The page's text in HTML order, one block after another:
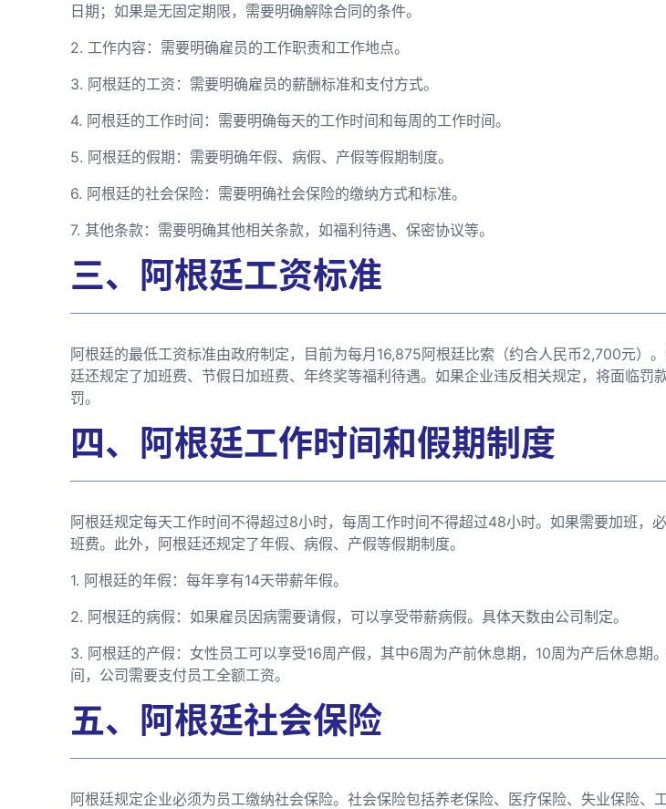
日期；如果是无固定期限，需要明确解除合同的条件。
2. 工作内容：需要明确雇员的工作职责和工作地点。
3. 阿根廷的工资：需要明确雇员的薪酬标准和支付方式。
4. 阿根廷的工作时间：需要明确每天的工作时间和每周的工作时间。
5. 阿根廷的假期：需要明确年假、病假、产假等假期制度。
6. 阿根廷的社会保险：需要明确社会保险的缴纳方式和标准。
7. 其他条款：需要明确其他相关条款，如福利待遇、保密协议等。
三、阿根廷工资标准
阿根廷的最低工资标准由政府制定，目前为每月16,875阿根廷比索（约合人民币2,700元）
廷还规定了加班费、节假日加班费、年终奖等福利待遇。如果企业违反相关规定，将面临罚
罚。
四、阿根廷工作时间和假期制度
阿根廷规定每天工作时间不得超过8小时，每周工作时间不得超过48小时。如果需要加班，
班费。此外，阿根廷还规定了年假、病假、产假等假期制度。
1. 阿根廷的年假：每年享有14天带薪年假。
2. 阿根廷的病假：如果雇员因病需要请假，可以享受带薪病假。具体天数由公司制定。
3. 阿根廷的产假：女性员工可以享受16周产假，其中6周为产前休息期，10周为产后休息期
间，公司需要支付员工全额工资。
五、阿根廷社会保险
阿根廷规定企业必须为员工缴纳社会保险。社会保险包括养老保险、医疗保险、失业保险、